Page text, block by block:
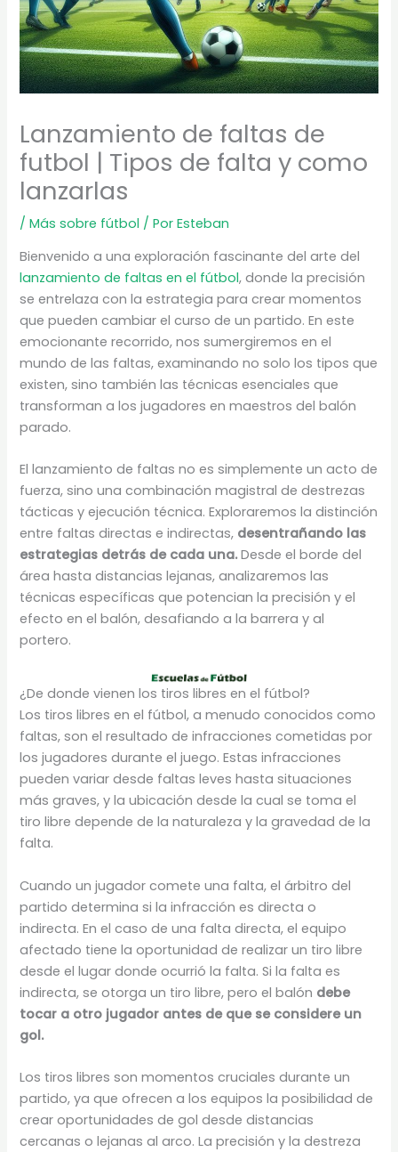
Lanzamiento de faltas de
futbol | Tipos de falta y como
lanzarlas
/Más sobre fútbol / PorEsteban
Bienvenido a una exploración fascinante del arte del
lanzamiento de faltas en el fútbol, donde la precisión
se entrelaza con la estrategia para crear momentos
que pueden cambiar el curso de un partido. En este
emocionante recorrido, nos sumergiremos en el
mundo de las faltas, examinando no solo los tipos que
existen, sino también las técnicas esenciales que
transforman a los jugadores en maestros del balón
parado.
El lanzamiento de faltas no es simplemente un acto de
fuerza, sino una combinación magistral de destrezas
tácticas y ejecución técnica. Exploraremos la distinción
entre faltas directas e indirectas, desentrañando las
estrategias detrás de cada una.Desde el borde del
área hasta distancias lejanas, analizaremos las
técnicas específicas que potencian la precisión y el
efecto en el balón, desafiando a la barrera y al
portero.
¿De donde vienen los tiros libres en el fútbol?
Los tiros libres en el fútbol, a menudo conocidos como
faltas, son el resultado de infracciones cometidas por
los jugadores durante el juego. Estas infracciones
pueden variar desde faltas leves hasta situaciones
más graves, y la ubicación desde la cual se toma el
tiro libre depende de la naturaleza y la gravedad de la
falta.
Cuando un jugador comete una falta, el árbitro del
partido determina si la infracción es directa o
indirecta. En el caso de una falta directa, el equipo
afectado tiene la oportunidad de realizar un tiro libre
desde el lugar donde ocurrió la falta. Si la falta es
indirecta, se otorga un tiro libre, pero el balón debe
tocar a otro jugador antes de que se considere un
gol.
Los tiros libres son momentos cruciales durante un
partido, ya que ofrecen a los equipos la posibilidad de
crear oportunidades de gol desde distancias
cercanas o lejanas al arco. La precisión y la destreza